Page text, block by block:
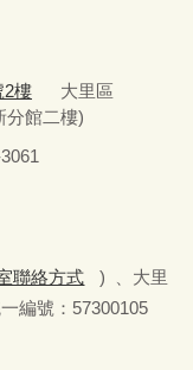
2樓
大里區
分館二樓)
聯絡方式
) 、大里
編號：57300105